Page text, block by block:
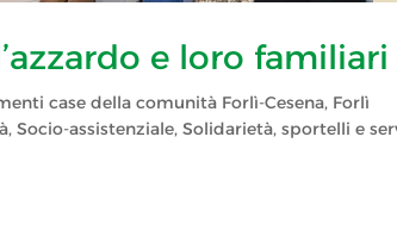
e loro familiari
case della comunità Forlì-Cesena, Forlì
,Socio-assistenziale,Solidarietà,sportelli e